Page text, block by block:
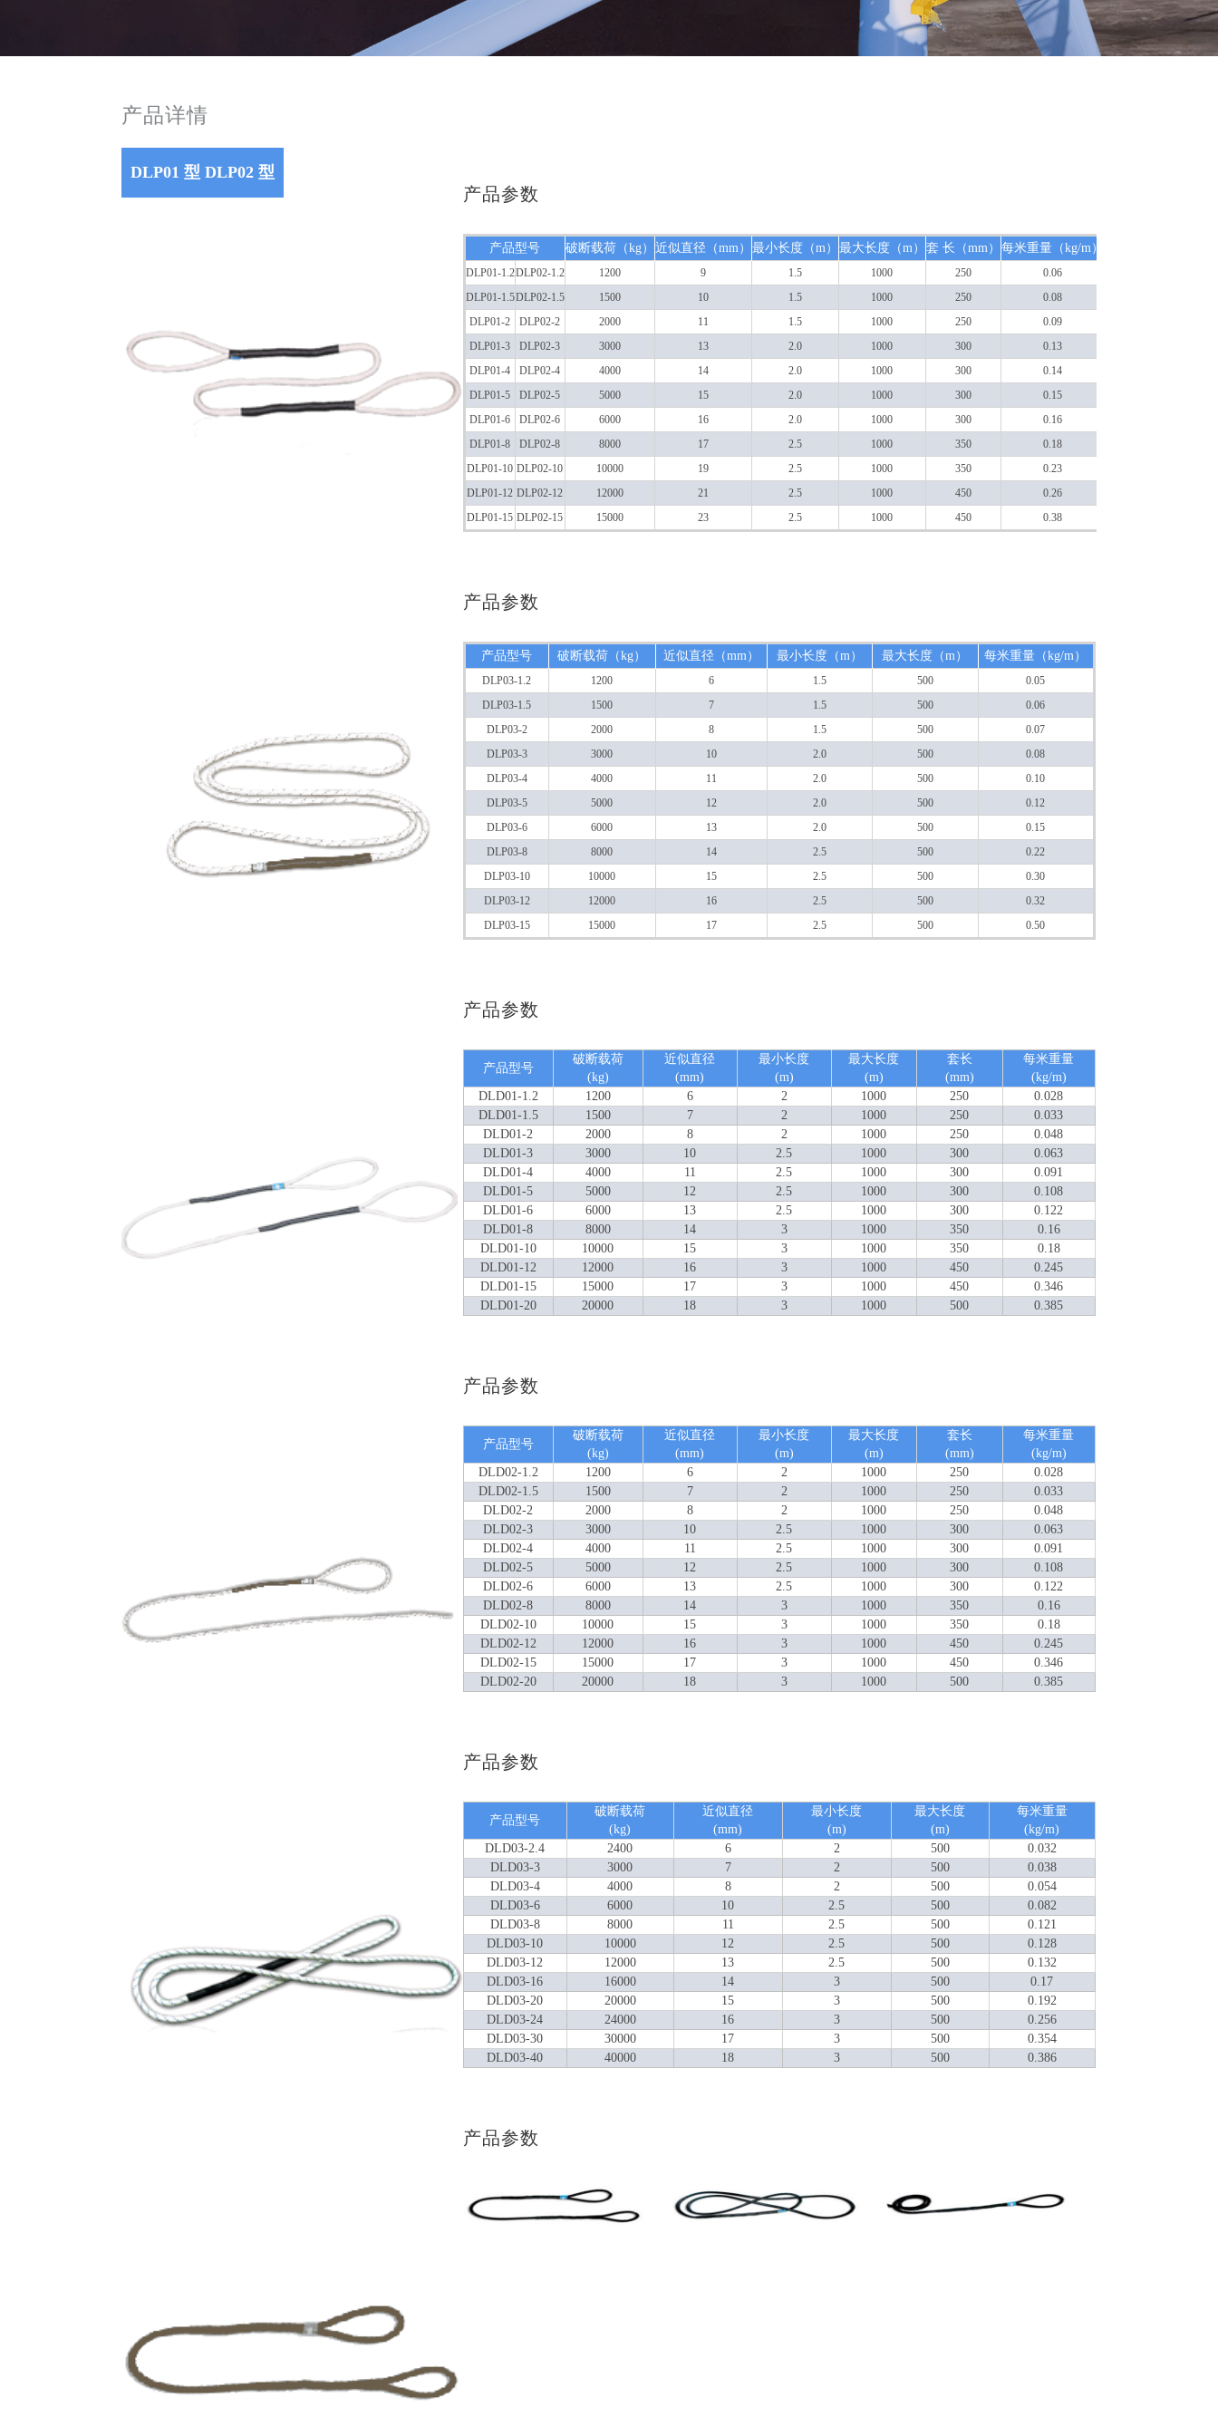
产品详情
DLP01 型 DLP02 型
产品参数
产品型号 破断载荷（kg） 近似直径（mm） 最小长度（m） 最大长度（m） 套 长（mm） 每米重量（kg/m）
DLP01-1.2DLP02-1.2 1200 9 1.5 1000 250
0.06
DLP01-1.5DLP02-1.5 1500 10 1.5 1000 250
0.08
DLP01-2
DLP02-2 2000 11 1.5 1000 250
0.09
DLP01-3
DLP02-3 3000 13 2.0 1000 300
0.13
DLP01-4
DLP02-4 4000 14 2.0 1000 300
0.14
DLP01-5
DLP02-5 5000 15 2.0 1000 300
0.15
DLP01-6
DLP02-6 6000 16 2.0 1000 300
0.16
DLP01-8
DLP02-8 8000 17 2.5 1000 350
0.18
DLP01-10 DLP02-10 10000 19 2.5 1000 350
0.23
DLP01-12 DLP02-12 12000 21 2.5 1000 450
0.26
DLP01-15 DLP02-15 15000 23 2.5 1000 450 0.38
产品参数
产品型号 破断载荷（kg） 近似直径（mm） 最小长度（m） 最大长度（m） 每米重量（kg/m）
DLP03-1.2 1200 6 1.5 500
0.05
DLP03-1.5
1500 7 1.5 500
0.06
DLP03-2
2000 8 1.5 500
0.07
DLP03-3
3000 10 2.0 500
0.08
DLP03-4
4000 11 2.0 500
0.10
DLP03-5
5000 12 2.0 500
0.12
DLP03-6
6000 13 2.0 500
0.15
DLP03-8
8000 14 2.5 500
0.22
DLP03-10
10000 15 2.5 500
0.30
DLP03-12
12000 16 2.5 500
0.32
DLP03-15
15000 17 2.5 500 0.50
产品参数
产品型号
破断载荷
(kg)
近似直径
(mm)
最小长度
(m)
最大长度
(m)
套长
(mm)
每米重量
(kg/m)
DLD01-1.2
1200 6 2 1000 250
0.028
DLD01-1.5
1500 7 2 1000 250
0.033
DLD01-2
2000 8 2 1000 250
0.048
DLD01-3
3000 10 2.5 1000 300
0.063
DLD01-4
4000 11 2.5 1000 300
0.091
DLD01-5
5000 12 2.5 1000 300
0.108
DLD01-6
6000 13 2.5 1000 300
0.122
DLD01-8
8000 14 3 1000 350
0.16
DLD01-10
10000 15 3 1000 350
0.18
DLD01-12
12000 16 3 1000 450
0.245
DLD01-15
15000 17 3 1000 450
0.346
DLD01-20
20000 18 3 1000 500 0.385
产品参数
产品型号
破断载荷
(kg)
近似直径
(mm)
最小长度
(m)
最大长度
(m)
套长
(mm)
每米重量
(kg/m)
DLD02-1.2
1200 6 2 1000 250
0.028
DLD02-1.5
1500 7 2 1000 250
0.033
DLD02-2
2000 8 2 1000 250
0.048
DLD02-3
3000 10 2.5 1000 300
0.063
DLD02-4
4000 11 2.5 1000 300
0.091
DLD02-5
5000 12 2.5 1000 300
0.108
DLD02-6
6000 13 2.5 1000 300
0.122
DLD02-8
8000 14 3 1000 350
0.16
DLD02-10
10000 15 3 1000 350
0.18
DLD02-12
12000 16 3 1000 450
0.245
DLD02-15
15000 17 3 1000 450
0.346
DLD02-20
20000 18 3 1000 500 0.385
产品参数
产品型号
破断载荷
(kg)
近似直径
(mm)
最小长度
(m)
最大长度
(m)
每米重量
(kg/m)
DLD03-2.4
2400 6 2 500
0.032
DLD03-3
3000 7 2 500
0.038
DLD03-4
4000 8 2 500
0.054
DLD03-6
6000 10 2.5 500
0.082
DLD03-8
8000 11 2.5 500
0.121
DLD03-10
10000 12 2.5 500
0.128
DLD03-12
12000 13 2.5 500
0.132
DLD03-16
16000 14 3 500
0.17
DLD03-20
20000 15 3 500
0.192
DLD03-24
24000 16 3 500
0.256
DLD03-30
30000 17 3 500
0.354
DLD03-40
40000 18 3 500 0.386
产品参数